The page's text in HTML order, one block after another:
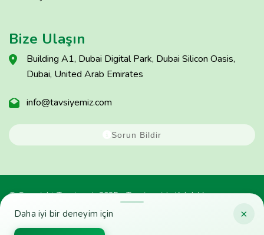
×
Daha iyi bir deneyim için
Bize Ulaşın
Building A1, Dubai Digital Park, Dubai Silicon Oasis,
Dubai, United Arab Emirates
info@tavsiyemiz.com
Sorun Bildir
© Copyright Tavsiyemiz 2025 - Tavsiyemiz'e Kulak Ver